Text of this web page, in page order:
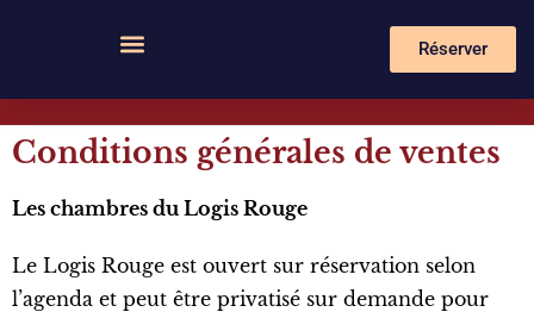
Réserver
Conditions générales de ventes
Les chambres du Logis Rouge
Le Logis Rouge est ouvert sur réservation selon
l’agenda et peut être privatisé sur demande pour